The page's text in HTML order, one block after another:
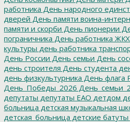
работника День народного
дверей День памяти воина-
памяти и скорби День пионерии
пограничника День работника ЖКХ
культуры день работника
День России День семьи День
день строителя День студента
день физкультурника День флага
День_Победы_2026
депутаты депутаты ЕАО детдом
больница детская музыкальная
детская_больница детские батуты